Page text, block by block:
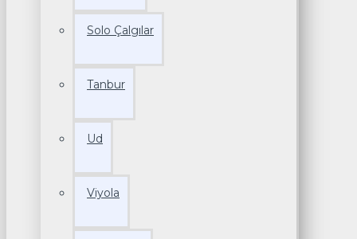
Solo Çalgılar
Tanbur
Ud
Viyola